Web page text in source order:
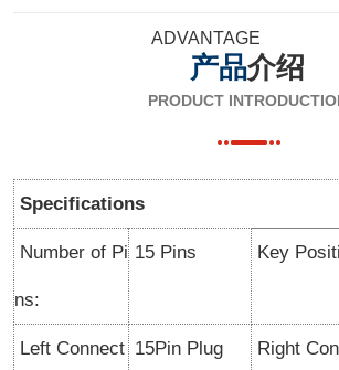
ADVANTAGE
产品介绍
PRODUCT
Specifications
Number of Pi
ns:
15 Pins Key
Left Connect 15Pin Plug Right